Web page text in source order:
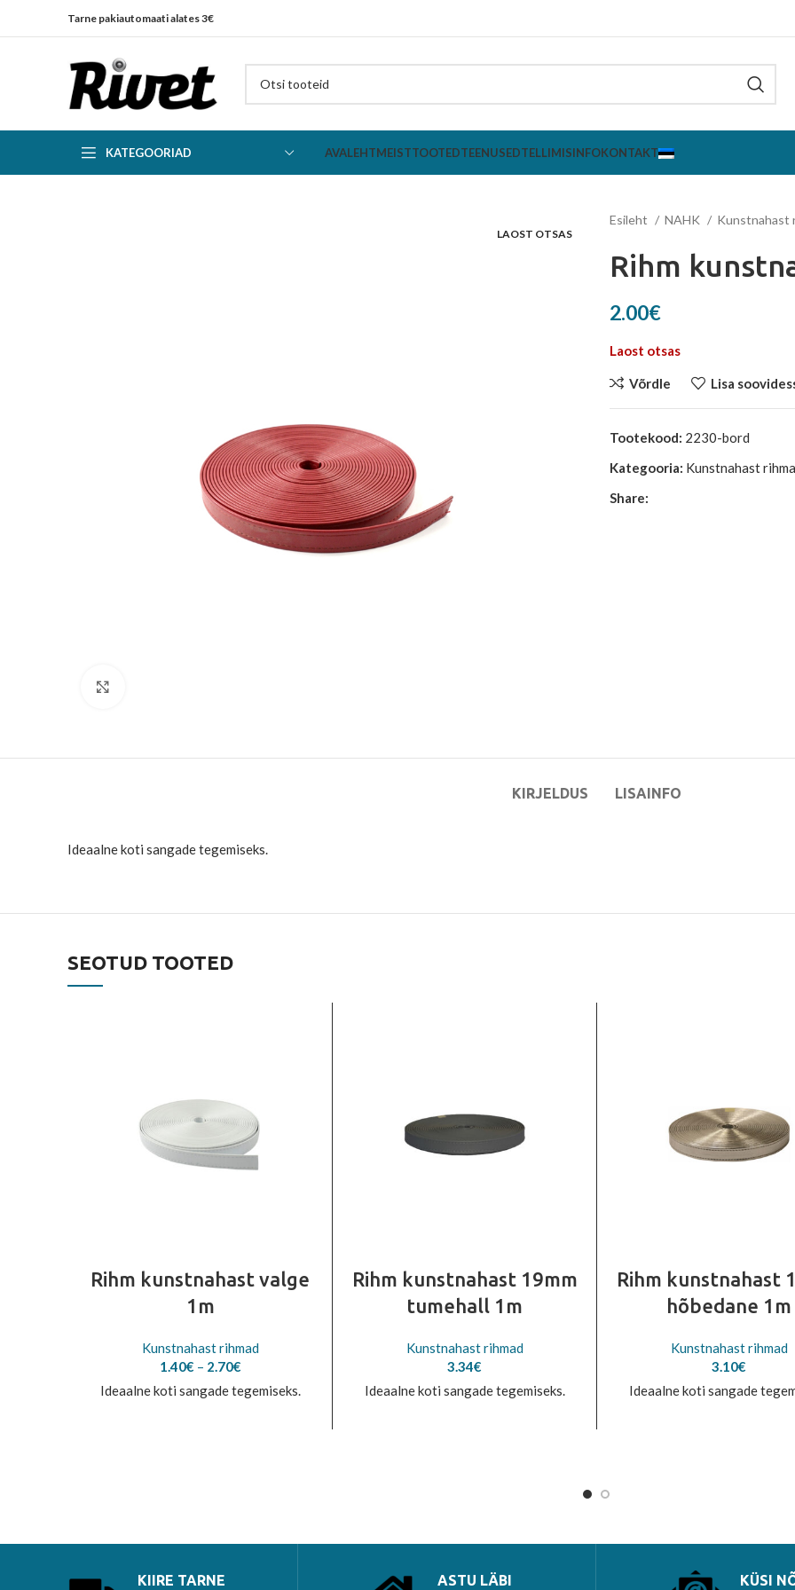
Tarne pakiautomaati alates 3€
KATEGOORIAD AVALEHTMEISTTOOTEDTEENUSEDTELLIMISINFOKONTAKT
LAOST OTSAS
Esileht NAHK Kunstnahast
Rihm
2.00€
Laost otsas
Võrdle Lisa
Tootekood: 2230-bord
Kategooria: Kunstnahast
Share:
KIRJELDUS LISAINFO
Ideaalne koti sangade tegemiseks.
SEOTUD TOOTED
Rihm kunstnahast valge
1m
Kunstnahast rihmad
1.40€ – 2.70€Price
range:
1.40€
Ideaalne koti sangade tegemiseks.
Rihm kunstnahast 19mm
tumehall 1m
Kunstnahast rihmad
3.34€
Ideaalne koti sangade tegemiseks.
Rihm kunstnahast
hõbedane 1m
Kunstnahast rihmad
3.10€
Ideaalne koti sangade
KIIRE TARNE ASTU LÄBI KÜSI